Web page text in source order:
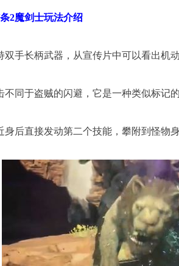
2魔剑士玩法介绍
双手长柄武器，从宣传片中可以看出机动
不同于盗贼的闪避，它是一种类似标记
身后直接发动第二个技能，攀附到怪物